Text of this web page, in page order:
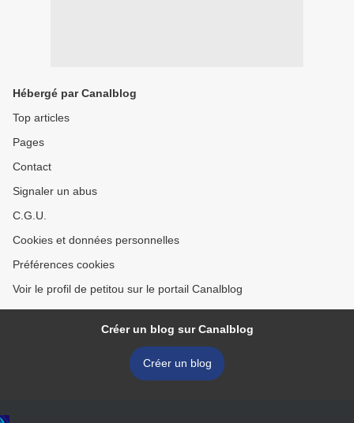
Hébergé par Canalblog
Top articles
Pages
Contact
Signaler un abus
C.G.U.
Cookies et données personnelles
Préférences cookies
Voir le profil de petitou sur le portail Canalblog
Créer un blog sur Canalblog
Créer un blog